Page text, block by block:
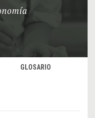
GLOSARIO